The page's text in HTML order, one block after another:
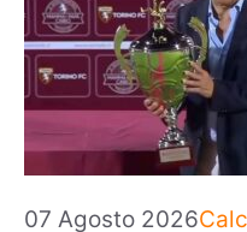
07 Agosto 2026